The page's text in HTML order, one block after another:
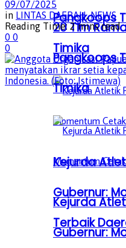
Pangkoops
Timika
Kejurda
Gubernur:
Terbaik
20 Tim
Pangkoops
Timika
Kejurda
Gubernur:
09/07/2025
in LINTAS DAERAH,NEWS
Reading Time: 2 mins read
0 0
0